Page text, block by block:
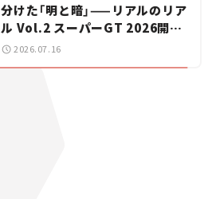
分けた「明と暗」——リアルのリア
ル Vol.2 スーパーGT 2026開幕
戦 岡山国際サーキット
2026.07.16